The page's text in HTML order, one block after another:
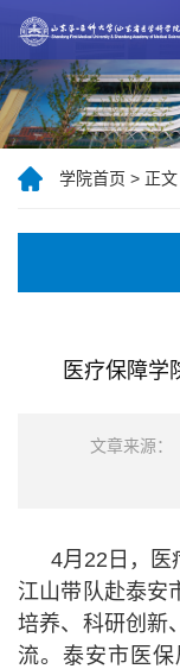
学院首页 > 正文
医疗保障学
文章来源：
4月22日，医
江山带队赴泰安
培养、科研创新
流。泰安市医